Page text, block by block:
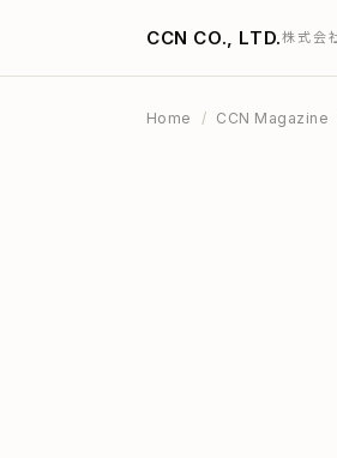
CCN CO., LTD.株式会
Home / CCN Magazine